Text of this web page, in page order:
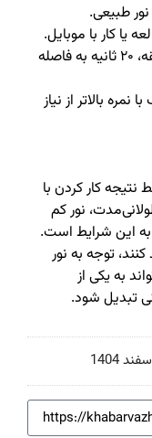
طبیعی.
یا کار با موبایل.
رعایت قانون ۲۰-۲۰-۲۰ (هر ۲۰ دقیقه، ۲۰ ثانیه به فاصله
بالاتر از نیاز
کار کردن با
نور کم
این شرایط است.
توجه به نور
به یکی از
تبدیل شود.